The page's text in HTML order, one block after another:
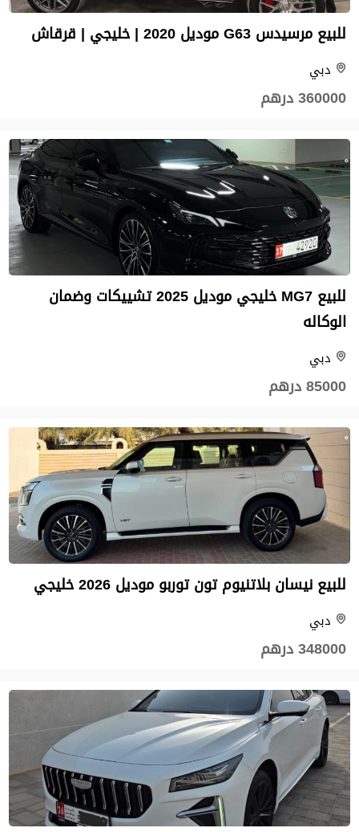
للبيع مرسيدس G63 موديل 2020 | خليجي | قرقاش
دبي
360000 درهم
للبيع MG7 خليجي موديل 2025 تشييكات وضمان
الوكاله
دبي
85000 درهم
للبيع نيسان بلاتنيوم تون توربو ‏موديل 2026 خليجي
دبي
348000 درهم